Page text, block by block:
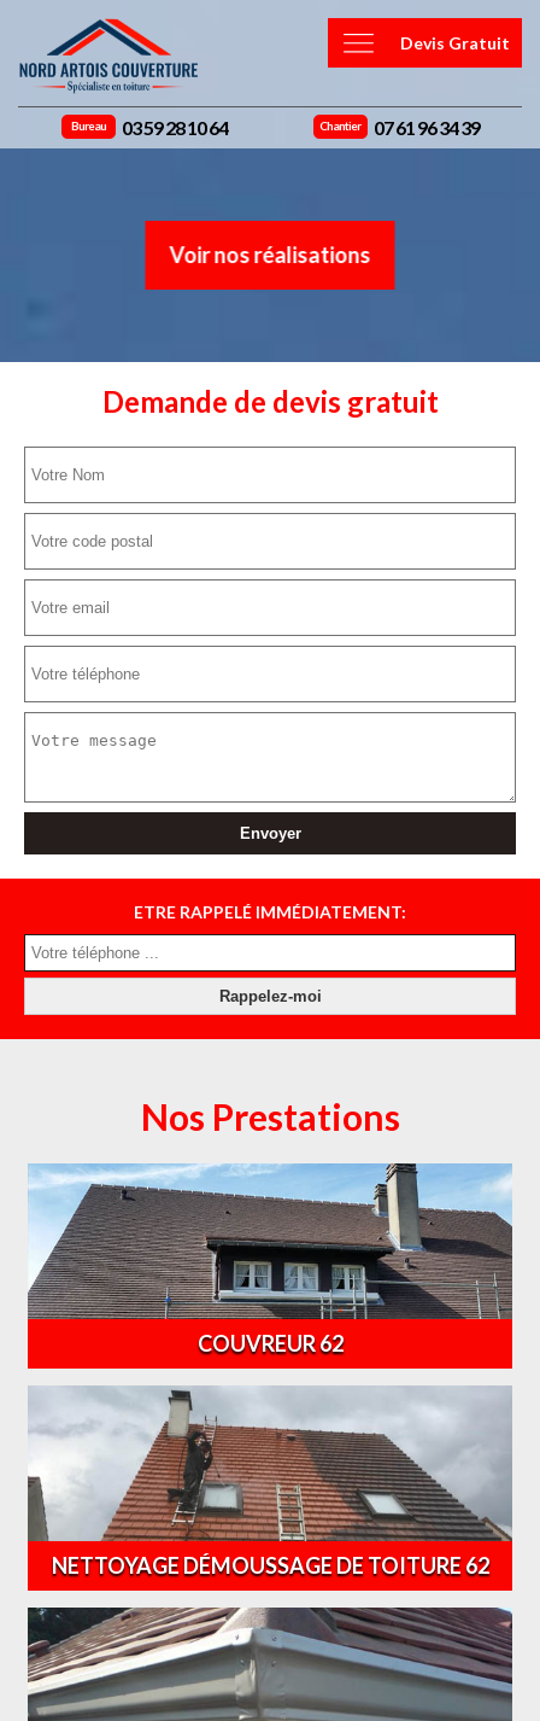
Devis Gratuit
Bureau 03 59 28 10 64 Chantier 07 61 96 34 39
Voir nos réalisations
Demande de devis gratuit
ETRE RAPPELÉ IMMÉDIATEMENT:
Nos Prestations
COUVREUR 62
NETTOYAGE DÉMOUSSAGE DE TOITURE 62